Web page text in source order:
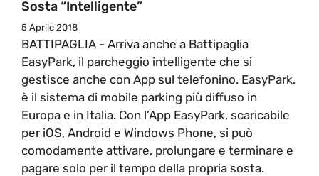
Sosta “intelligente”
5 Aprile 2018
BATTIPAGLIA - Arriva anche a Battipaglia
EasyPark, il parcheggio intelligente che si
gestisce anche con App sul telefonino. EasyPark,
è il sistema di mobile parking più diffuso in
Europa e in Italia. Con l’App EasyPark, scaricabile
per iOS, Android e Windows Phone, si può
comodamente attivare, prolungare e terminare e
pagare solo per il tempo della propria sosta.